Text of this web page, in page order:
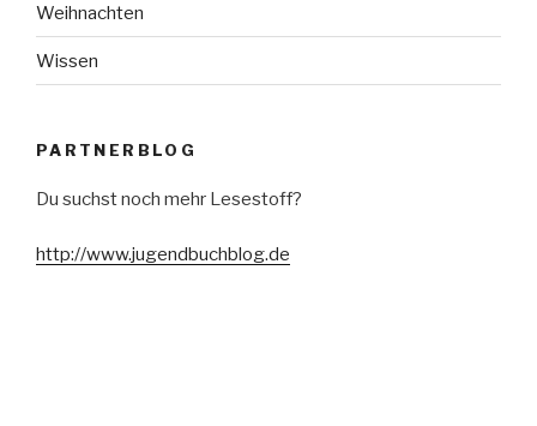
Weihnachten
Wissen
PARTNERBLOG
Du suchst noch mehr Lesestoff?
http://www.jugendbuchblog.de